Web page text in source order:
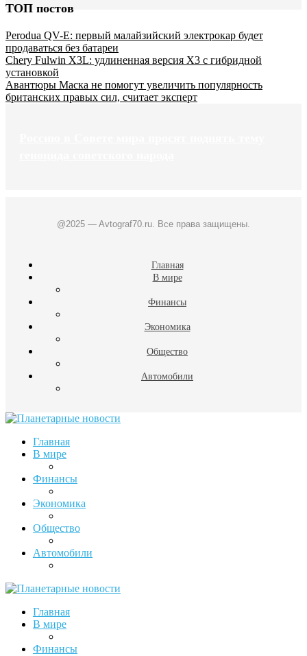
ТОП постов
Perodua QV-E: первый малайзийский электрокар будет
продаваться без батареи
Chery Fulwin X3L: удлиненная версия X3 с гибридной
установкой
Авантюры Маска не помогут увеличить популярность
британских правых сил, считает эксперт
@2025 — Avtograf70.ru. Все права защищены.
Главная
В мире
Финансы
Экономика
Общество
Автомобили
Главная
В мире
Финансы
Экономика
Общество
Автомобили
Главная
В мире
Финансы